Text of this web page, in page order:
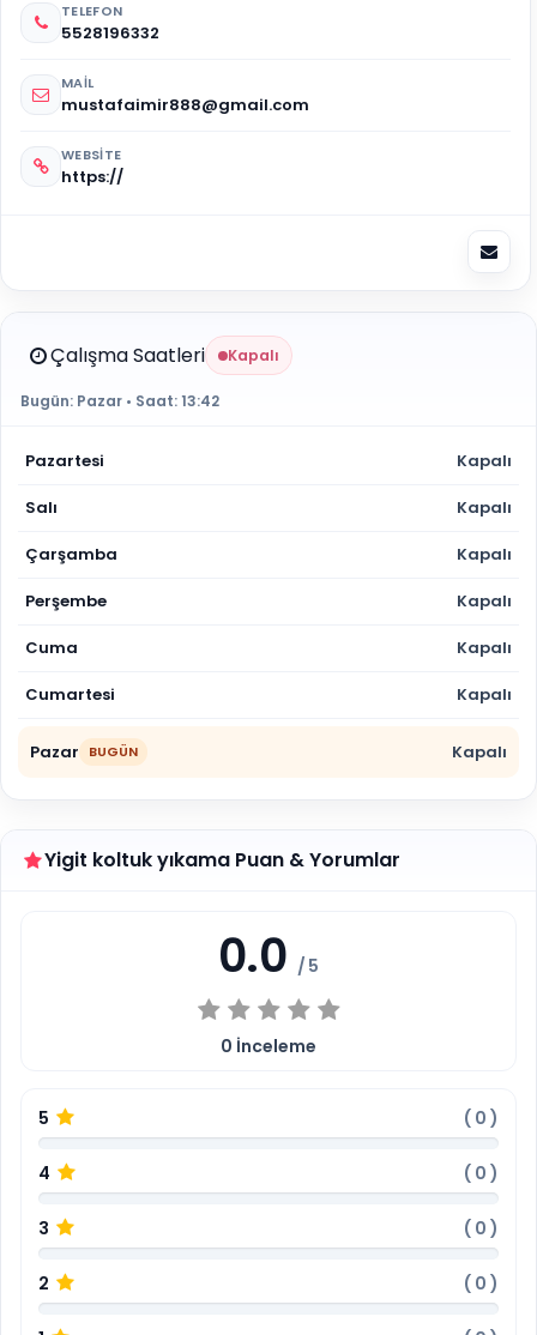
TELEFON
5528196332
MAIL
mustafaimir888@gmail.com
WEBSITE
https://
Çalışma Saatleri Kapalı
Bugün: Pazar • Saat:13:42
Pazartesi Kapalı
Salı Kapalı
Çarşamba Kapalı
Perşembe Kapalı
Cuma Kapalı
Cumartesi Kapalı
Pazar BUGÜN Kapalı
Yigit koltuk yıkama Puan & Yorumlar
0.0 / 5
0 İnceleme
5 ( 0 )
4 ( 0 )
3 ( 0 )
2 ( 0 )